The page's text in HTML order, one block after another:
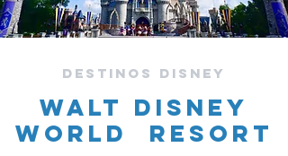
Destinos disney
Walt Disney
World Resort